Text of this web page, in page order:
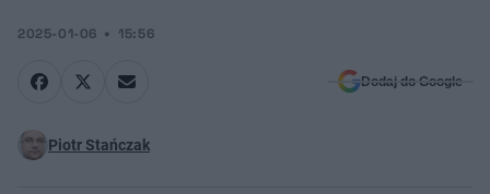
2025-01-06 15:56
Dodaj do Google
Piotr Stańczak